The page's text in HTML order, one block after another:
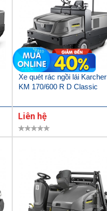
Xe quét rác ngồi lái Karcher
KM 170/600 R D Classic
Liên hệ